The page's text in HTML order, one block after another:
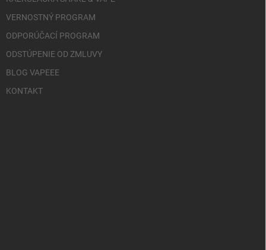
VERNOSTNÝ PROGRAM
ODPORÚČACÍ PROGRAM
ODSTÚPENIE OD ZMLUVY
BLOG VAPEEE
KONTAKT